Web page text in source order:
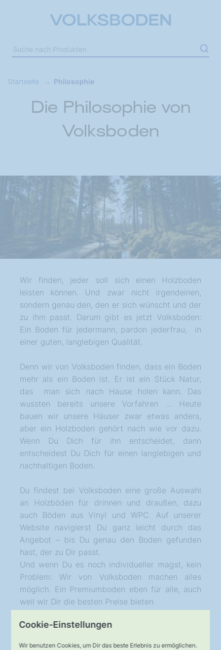
Cookie-Einstellungen
Wir benutzen Cookies, um Dir das beste Erlebnis zu ermöglichen.
Startseite Philosophie
Die Philosophie von
Volksboden
Wir finden, jeder soll sich einen Holzboden
leisten können. Und zwar nicht irgendeinen,
sondern genau den, den er sich wünscht und der
zu ihm passt. Darum gibt es jetzt Volksboden:
Ein Boden für jedermann, pardon jederfrau, in
einer guten, langlebigen Qualität.
Denn wir von Volksboden finden, dass ein Boden
mehr als ein Boden ist. Er ist ein Stück Natur,
das man sich nach Hause holen kann. Das
wussten bereits unsere Vorfahren … Heute
bauen wir unsere Häuser zwar etwas anders,
aber ein Holzboden gehört nach wie vor dazu.
Wenn Du Dich für ihn entscheidet, dann
entscheidest Du Dich für einen langlebigen und
nachhaltigen Boden.
Du findest bei Volksboden eine große Auswahl
an Holzböden für drinnen und draußen, dazu
auch Böden aus Vinyl und WPC. Auf unserer
Website navigierst Du ganz leicht durch das
Angebot – bis Du genau den Boden gefunden
hast, der zu Dir passt.
Und wenn Du es noch individueller magst, kein
Problem: Wir von Volksboden machen alles
möglich. Ein Premiumboden eben für alle, auch
weil wir Dir die besten Preise bieten.